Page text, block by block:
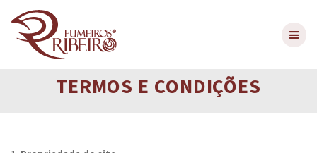
TERMOS E CONDIÇÕES